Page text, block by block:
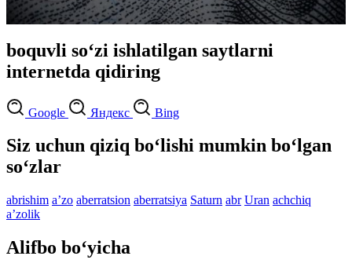
boquvli so‘zi ishlatilgan saytlarni
internetda qidiring
Google Яндекс Bing
Siz uchun qiziq bo‘lishi mumkin bo‘lgan
so‘zlar
abrishim aʼzo aberratsion aberratsiya Saturn abr Uran achchiq
aʼzolik
Alifbo bo‘yicha